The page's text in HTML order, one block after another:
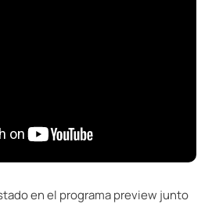
en el programa preview junto